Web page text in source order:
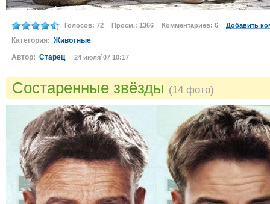
Голосов: 72 Просм.: 1366 Комментариев: 6 Добавить
Категория: Животные
Автор: Старец 24 июля´07 10:17
Состаренные звёзды (14 фото)